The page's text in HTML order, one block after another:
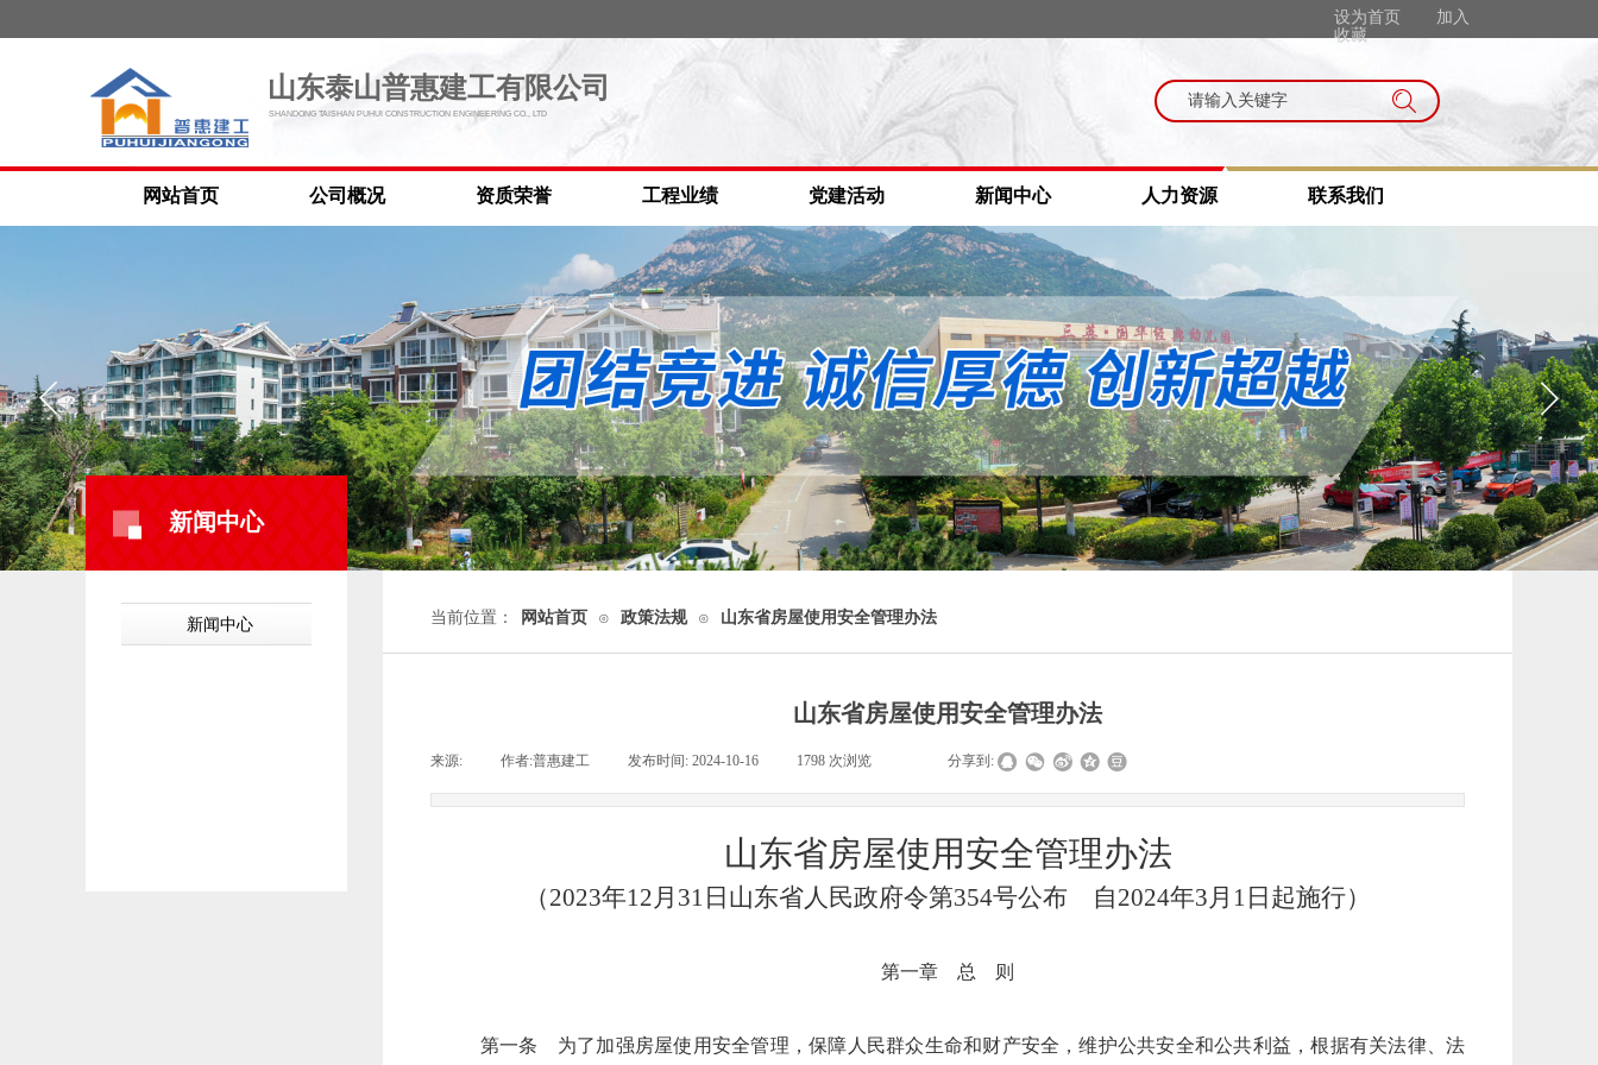
设为首页
加入
收藏
搜索
SHANDONG TAISHAN PUHUI CONSTRUCTION ENGINEERING CO., LTD
山东泰山普惠建工有限公司
网站首页 公司概况 资质荣誉 工程业绩 党建活动 新闻中心 人力资源 联系我们
新闻中心
新闻中心
当前位置： 网站首页 ⊙ 政策法规 ⊙ 山东省房屋使用安全管理办法
山东省房屋使用安全管理办法
来源: 作者:普惠建工 发布时间: 2024-10-16 1798 次浏览 分享到:
山东省房屋使用安全管理办法
（2023年12月31日山东省人民政府令第354号公布 自2024年3月1日起施行）
第一章 总 则
第一条 为了加强房屋使用安全管理，保障人民群众生命和财产安全，维护公共安全和公共利益，根据有关法律、法